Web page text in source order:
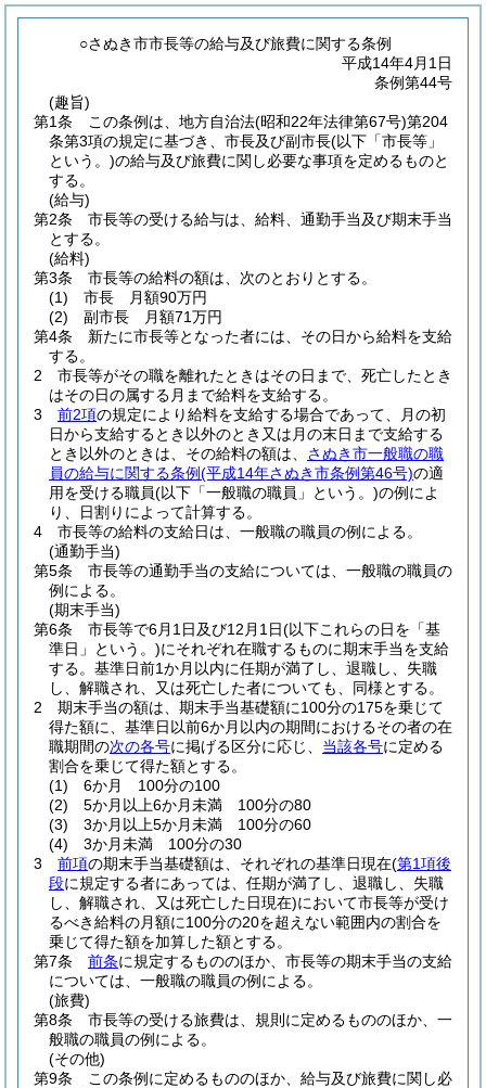
○さぬき市市長等の給与及び旅費に関する条例
平成14年4月1日
条例第44号
(趣旨)
第1条
この条例は、地方自治法(昭和22年法律第67号)第204
条第3項の規定に基づき、市長及び副市長(以下「市長等」
という。)の給与及び旅費に関し必要な事項を定めるものと
する。
(給与)
第2条
市長等の受ける給与は、給料、通勤手当及び期末手当
とする。
(給料)
第3条
市長等の給料の額は、次のとおりとする。
(1)
市長 月額90万円
(2)
副市長 月額71万円
第4条
新たに市長等となった者には、その日から給料を支給
する。
2
市長等がその職を離れたときはその日まで、死亡したとき
はその日の属する月まで給料を支給する。
3
前2項の規定により給料を支給する場合であって、月の初
日から支給するとき以外のとき又は月の末日まで支給する
とき以外のときは、その給料の額は、 さぬき市一般職の職
員の給与に関する条例(平成14年さぬき市条例第46号)の適
用を受ける職員(以下「一般職の職員」という。)の例によ
り、日割りによって計算する。
4
市長等の給料の支給日は、一般職の職員の例による。
(通勤手当)
第5条
市長等の通勤手当の支給については、一般職の職員の
例による。
(期末手当)
第6条
市長等で6月1日及び12月1日(以下これらの日を「基
準日」という。)にそれぞれ在職するものに期末手当を支給
する。 基準日前1か月以内に任期が満了し、退職し、失職
し、解職され、又は死亡した者についても、同様とする。
2
期末手当の額は、期末手当基礎額に100分の175を乗じて
得た額に、基準日以前6か月以内の期間におけるその者の在
職期間の次の各号に掲げる区分に応じ、 当該各号に定める
割合を乗じて得た額とする。
(1)
6か月 100分の100
(2)
5か月以上6か月未満 100分の80
(3)
3か月以上5か月未満 100分の60
(4)
3か月未満 100分の30
3
前項の期末手当基礎額は、それぞれの基準日現在(第1項後
段に規定する者にあっては、任期が満了し、退職し、失職
し、解職され、又は死亡した日現在)において市長等が受け
るべき給料の月額に100分の20を超えない範囲内の割合を
乗じて得た額を加算した額とする。
第7条
前条に規定するもののほか、市長等の期末手当の支給
については、一般職の職員の例による。
(旅費)
第8条
市長等の受ける旅費は、規則に定めるもののほか、一
般職の職員の例による。
(その他)
第9条
この条例に定めるもののほか、給与及び旅費に関し必